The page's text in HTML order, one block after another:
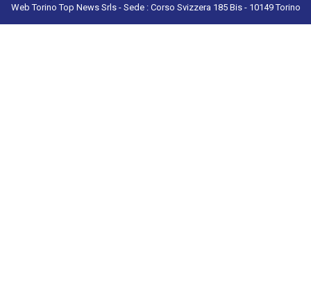
Web Torino Top News Srls - Sede : Corso Svizzera 185 Bis - 10149 Torino